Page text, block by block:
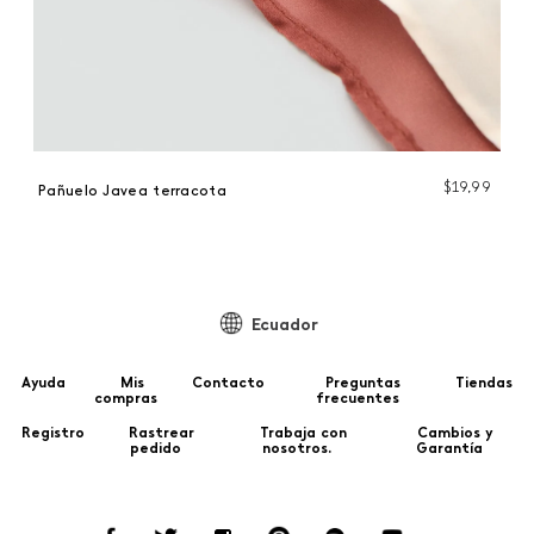
Pañuelo Javea terracota $19,99
Ecuador
Ayuda
Mis
compras
Contacto
Preguntas
frecuentes
Tiendas
Registro
Rastrear
pedido
Trabaja con
nosotros.
Cambios y
Garantía